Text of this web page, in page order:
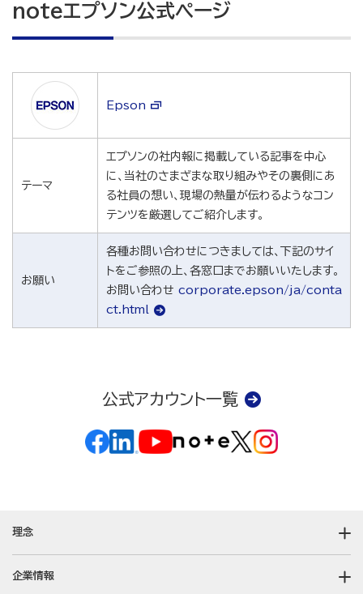
noteエプソン公式ページ
Epson
テーマ
エプソンの社内報に掲載している記事を中心
に、当社のさまざまな取り組みやその裏側にあ
る社員の想い、現場の熱量が伝わるようなコン
テンツを厳選してご紹介します。
お願い
各種お問い合わせにつきましては、下記のサイ
トをご参照の上、各窓口までお願いいたします。
お問い合わせ corporate.epson/ja/conta
ct.html
公式アカウント一覧
理念
企業情報